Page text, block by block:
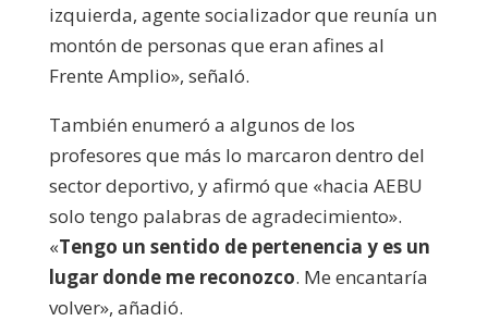
izquierda, agente socializador que reunía un
montón de personas que eran afines al
Frente Amplio», señaló.
También enumeró a algunos de los
profesores que más lo marcaron dentro del
sector deportivo, y afirmó que «hacia AEBU
solo tengo palabras de agradecimiento».
«Tengo un sentido de pertenencia y es un
lugar donde me reconozco. Me encantaría
volver», añadió.